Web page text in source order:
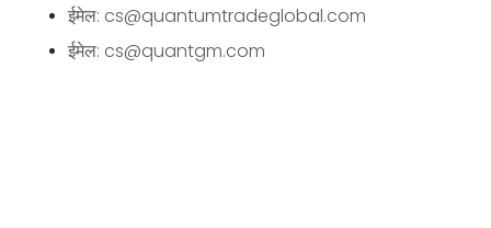
ईमेल: cs@quantumtradeglobal.com
ईमेल: cs@quantgm.com